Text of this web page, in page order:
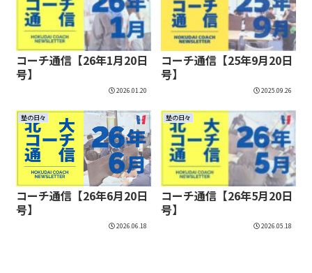
コーチ通信【26年1月20日
号】
2026.01.20
コーチ通信【25年9月20日
号】
2025.09.26
塾の日々
コーチ通信【26年6月20日
号】
2026.06.18
塾の日々
コーチ通信【26年5月20日
号】
2026.05.18